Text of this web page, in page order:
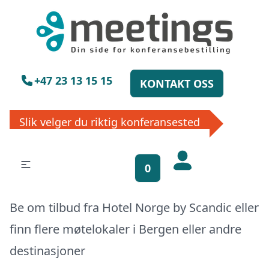
+47 23 13 15 15 KONTAKT OSS
Slik velger du riktig konferansested
0
Be om tilbud fra Hotel Norge by Scandic eller
finn flere møtelokaler i Bergen eller andre
destinasjoner
Vennligst vent
Få gratis
bookinghjelp, send
oss din forespørsel!
La ekspertene finne det perfekte
stedet til ditt neste møte, konferanse
eller event. Vi er klare til å hjelpe deg,
enten skriftlig eller via telefon. Send